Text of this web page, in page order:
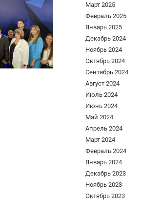
Март 2025
Февраль 2025
Январь 2025
Декабрь 2024
Ноябрь 2024
Октябрь 2024
Сентябрь 2024
Август 2024
Июль 2024
Июнь 2024
Май 2024
Апрель 2024
Март 2024
Февраль 2024
Январь 2024
Декабрь 2023
Ноябрь 2023
Октябрь 2023